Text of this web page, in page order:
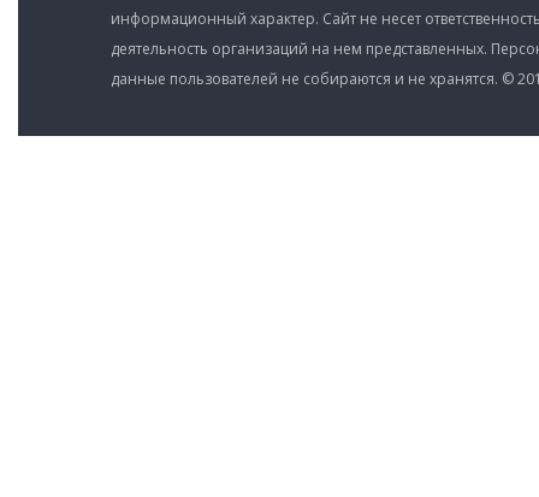
информационный характер. Сайт не несет
деятельность организаций на нем представленных.
данные пользователей не собираются и не хранятся. ©